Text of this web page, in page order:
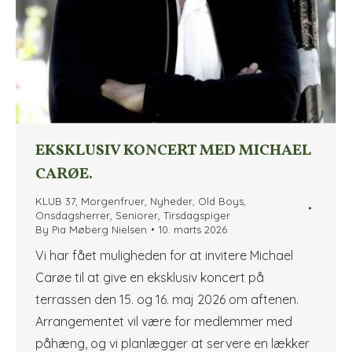
EKSKLUSIV KONCERT MED MICHAEL
CARØE.
KLUB 37, Morgenfruer Nyheder Old Boys
Onsdagsherrer Seniorer Tirsdagspiger
By Pia Møberg Nielsen 10. marts 2026
Vi har fået muligheden for at invitere Michael
Carøe til at give en eksklusiv koncert på
terrassen den 15. og 16. maj 2026 om aftenen.
Arrangementet vil være for medlemmer med
påhæng, og vi planlægger at servere en lækker